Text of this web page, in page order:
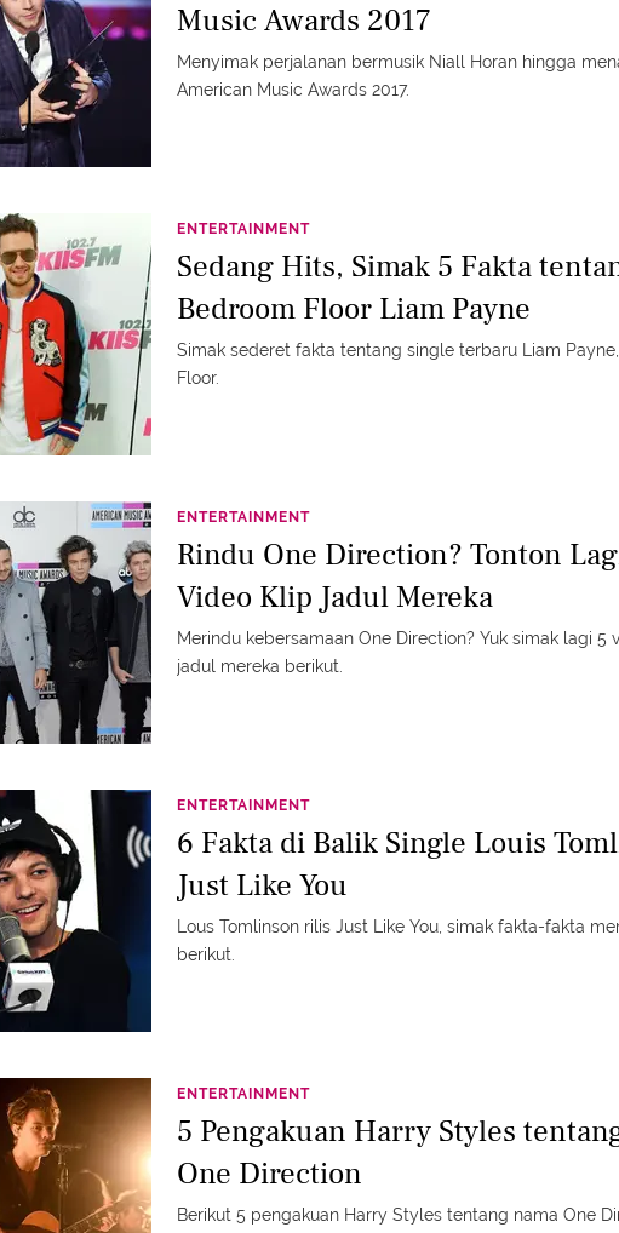
Music Awards 2017
Menyimak perjalanan bermusik Niall Horan hingga
American Music Awards 2017.
ENTERTAINMENT
Sedang Hits, Simak 5 Fakta
Bedroom Floor Liam Payne
Simak sederet fakta tentang single terbaru Liam
Floor.
ENTERTAINMENT
Rindu One Direction? Tonton
Video Klip Jadul Mereka
Merindu kebersamaan One Direction? Yuk simak lagi 5
jadul mereka berikut.
ENTERTAINMENT
6 Fakta di Balik Single Louis
Just Like You
Lous Tomlinson rilis Just Like You, simak fakta-fakta
berikut.
ENTERTAINMENT
5 Pengakuan Harry Styles
One Direction
Berikut 5 pengakuan Harry Styles tentang nama One